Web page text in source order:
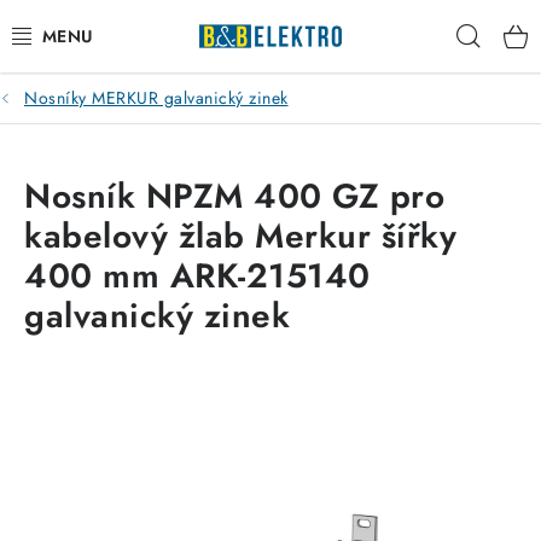
na
obsah
Reklamace / Vrácení zboží
Kontakty
VYTÁPĚNÍ
Nosníky MERKUR galvanický zinek
Nosník NPZM 400 GZ pro
kabelový žlab Merkur šířky
400 mm ARK-215140
galvanický zinek